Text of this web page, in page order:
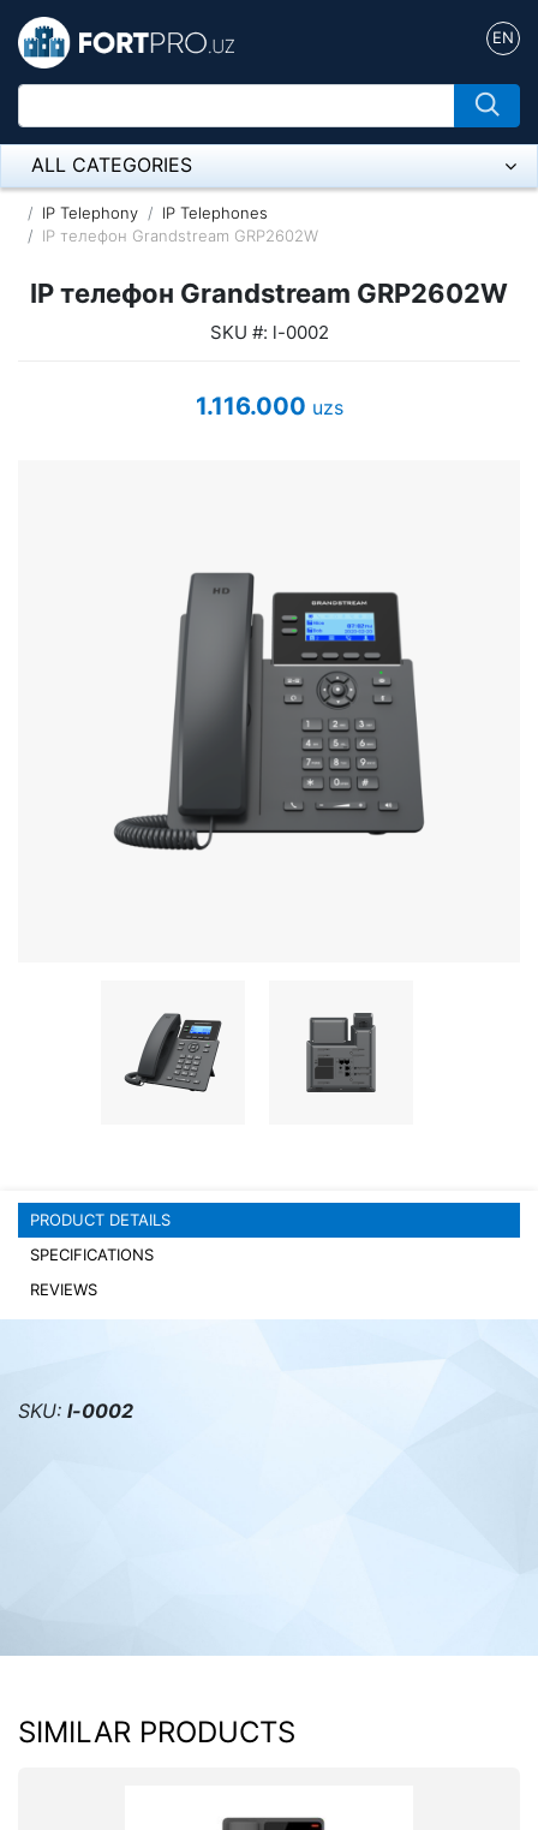
EN
ALL CATEGORIES
Микрофон
Оборудование Mikrotik
UPS Uninterruptible Power Supply
Mouses and keybords
Cooling systems
Video surveillance
IP Telephony
IP Telephones
IP телефон Grandstream GRP2602W
IP телефон Grandstream GRP2602W
SKU #: l-0002
1.116.000 uzs
PRODUCT DETAILS
SPECIFICATIONS
REVIEWS
SKU: l-0002
SIMILAR PRODUCTS